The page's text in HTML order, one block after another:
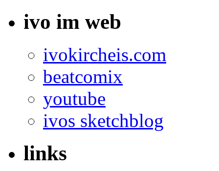
ivo im web
ivokircheis.com
beatcomix
youtube
ivos sketchblog
links